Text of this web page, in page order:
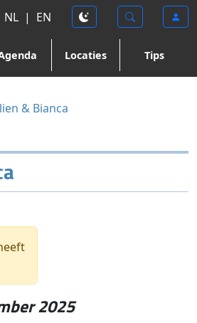
NL | EN
Locaties Tips
& Bianca
2025